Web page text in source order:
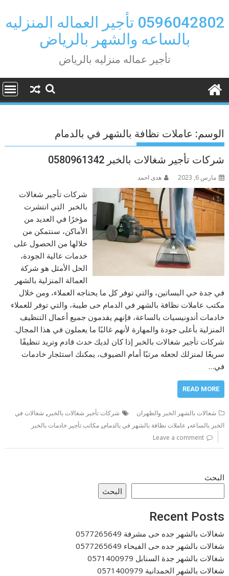
to
content
0596042802 تأجير العماله المنزليه
بالساعه والشهر بالرياض
تأجير عماله منزليه بالرياض
الوسم: عاملات نظافة بالشهر في بالدمام
شركات تأجير شغالات بالخبر 0580961342
مارس 6, 2023 هدى احمد
شركات تأجير شغالات
بالخبر التي انتشرت
مؤخرًا في العديد من
الأماكن، سنتمكن من
خلالها من الحصول على
خدمات عالية الجودة،
الحل الأمثل هو شركة
العمالة المنزلية بالشهر
في جدة حي البساتين، والتي توفر كل ما يحتاجه العملاء، ومن خلال
مكتب عاملات نظافة بالشهر في الدمام حى طيبة، والتي توفر للعملاء
خادمات أندونيسيات بالساعة، فإنهم يقدمون جميع أعمال التنظيف
المنزلية بأعلى جودة والمهارة لأنهم غالبًا ما يعملون في هذا المجال.
شركات تأجير شغالات بالخبر إذا كان لديك حدث قادم وتريد تنظيفًا
سريعًا لمنزلك لجعله مرتبًا أمام الضيوف، يمكنك استئجار خادمات
في…
READ MORE
شغالات بالشهر الخبر والظهران شركات تأجير شغالات بالخبر , شغالات في
الخبر بالساعه, عاملات نظافة بالشهر في بالدمام,مكاتب تأجير خادمات بالخبر
Leave a comment
البحث
البحث
Recent Posts
شغالات بالشهر جده حى مشرفة 0577265649
شغالات بالشهر جده حى الفيحاء 0577265649
شغالات بالشهر جدة السنابل 0571400979
شغالات بالشهر الحمدانية 0571400979